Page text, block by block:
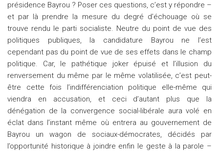
présidence Bayrou ? Poser ces questions, c’est y répondre –
et par là prendre la mesure du degré d’échouage où se
trouve rendu le parti socialiste. Neutre du point de vue des
politiques publiques, la candidature Bayrou ne l’est
cependant pas du point de vue de ses effets dans le champ
politique. Car, le pathétique joker épuisé et l’illusion du
renversement du même par le même volatilisée, c’est peut-
être cette fois l’indifférenciation politique elle-même qui
viendra en accusation, et ceci d’autant plus que la
dénégation de la convergence social-libérale aura volé en
éclat dans l’instant même où entrera au gouvernement de
Bayrou un wagon de sociaux-démocrates, décidés par
l’opportunité historique à joindre enfin le geste à la parole –